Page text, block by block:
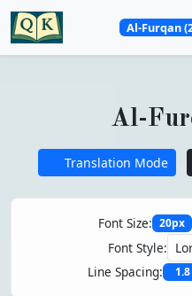
Al-Furqan
Al-
Translation Mode
Font Size: 20px
Font Style:
Line Spacing:
1.8